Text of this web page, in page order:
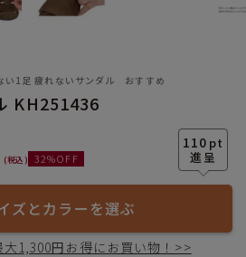
い1足 疲れないサンダル おすすめ
KH251436
110 pt
税込 32%OFF
ズとカラーを選ぶ
大1,300円お得にお買い物！>>